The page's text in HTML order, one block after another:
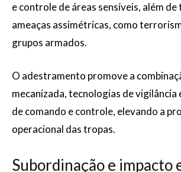
e controle de áreas sensíveis, além
ameaças assimétricas, como
grupos armados.
O adestramento promove a
mecanizada, tecnologias de
de comando e controle, elevando a
operacional das tropas.
Subordinação e impacto